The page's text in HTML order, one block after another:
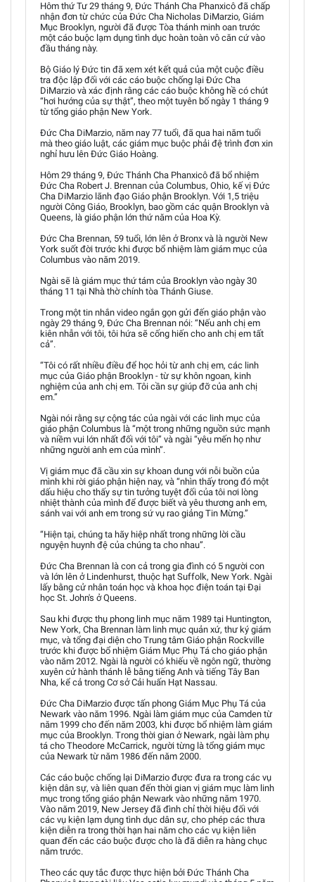
Hôm thứ Tư 29 tháng 9, Đức Thánh Cha Phanxicô đã chấp
nhận đơn từ chức của Đức Cha Nicholas DiMarzio, Giám
Mục Brooklyn, người đã được Tòa thánh minh oan trước
một cáo buộc lạm dụng tình dục hoàn toàn vô căn cứ vào
đầu tháng này.
Bộ Giáo lý Đức tin đã xem xét kết quả của một cuộc điều
tra độc lập đối với các cáo buộc chống lại Đức Cha
DiMarzio và xác định rằng các cáo buộc không hề có chút
“hơi hướng của sự thật”, theo một tuyên bố ngày 1 tháng 9
từ tổng giáo phận New York.
Đức Cha DiMarzio, năm nay 77 tuổi, đã qua hai năm tuổi
mà theo giáo luật, các giám mục buộc phải đệ trình đơn xin
nghỉ hưu lên Đức Giáo Hoàng.
Hôm 29 tháng 9, Đức Thánh Cha Phanxicô đã bổ nhiệm
Đức Cha Robert J. Brennan của Columbus, Ohio, kế vị Đức
Cha DiMarzio lãnh đạo Giáo phận Brooklyn. Với 1,5 triệu
người Công Giáo, Brooklyn, bao gồm các quận Brooklyn và
Queens, là giáo phận lớn thứ năm của Hoa Kỳ.
Đức Cha Brennan, 59 tuổi, lớn lên ở Bronx và là người New
York suốt đời trước khi được bổ nhiệm làm giám mục của
Columbus vào năm 2019.
Ngài sẽ là giám mục thứ tám của Brooklyn vào ngày 30
tháng 11 tại Nhà thờ chính tòa Thánh Giuse.
Trong một tin nhắn video ngắn gọn gửi đến giáo phận vào
ngày 29 tháng 9, Đức Cha Brennan nói: “Nếu anh chị em
kiên nhẫn với tôi, tôi hứa sẽ cống hiến cho anh chị em tất
cả”.
“Tôi có rất nhiều điều để học hỏi từ anh chị em, các linh
mục của Giáo phận Brooklyn - từ sự khôn ngoan, kinh
nghiệm của anh chị em. Tôi cần sự giúp đỡ của anh chị
em.”
Ngài nói rằng sự cộng tác của ngài với các linh mục của
giáo phận Columbus là “một trong những nguồn sức mạnh
và niềm vui lớn nhất đối với tôi” và ngài “yêu mến họ như
những người anh em của mình”.
Vị giám mục đã cầu xin sự khoan dung với nỗi buồn của
mình khi rời giáo phận hiện nay, và “nhìn thấy trong đó một
dấu hiệu cho thấy sự tin tưởng tuyệt đối của tôi nơi lòng
nhiệt thành của mình để được biết và yêu thương anh em,
sánh vai với anh em trong sứ vụ rao giảng Tin Mừng.”
“Hiện tại, chúng ta hãy hiệp nhất trong những lời cầu
nguyện huynh đệ của chúng ta cho nhau”.
Đức Cha Brennan là con cả trong gia đình có 5 người con
và lớn lên ở Lindenhurst, thuộc hạt Suffolk, New York. Ngài
lấy bằng cử nhân toán học và khoa học điện toán tại Đại
học St. John's ở Queens.
Sau khi được thụ phong linh mục năm 1989 tại Huntington,
New York, Cha Brennan làm linh mục quản xứ, thư ký giám
mục, và tổng đại diện cho Trung tâm Giáo phận Rockville
trước khi được bổ nhiệm Giám Mục Phụ Tá cho giáo phận
vào năm 2012. Ngài là người có khiếu về ngôn ngữ, thường
xuyên cử hành thánh lễ bằng tiếng Anh và tiếng Tây Ban
Nha, kể cả trong Cơ sở Cải huấn Hạt Nassau.
Đức Cha DiMarzio được tấn phong Giám Mục Phụ Tá của
Newark vào năm 1996. Ngài làm giám mục của Camden từ
năm 1999 cho đến năm 2003, khi được bổ nhiệm làm giám
mục của Brooklyn. Trong thời gian ở Newark, ngài làm phụ
tá cho Theodore McCarrick, người từng là tổng giám mục
của Newark từ năm 1986 đến năm 2000.
Các cáo buộc chống lại DiMarzio được đưa ra trong các vụ
kiện dân sự, và liên quan đến thời gian vị giám mục làm linh
mục trong tổng giáo phận Newark vào những năm 1970.
Vào năm 2019, New Jersey đã đình chỉ thời hiệu đối với
các vụ kiện lạm dụng tình dục dân sự, cho phép các thưa
kiện diễn ra trong thời hạn hai năm cho các vụ kiện liên
quan đến các cáo buộc được cho là đã diễn ra hàng chục
năm trước.
Theo các quy tắc được thực hiện bởi Đức Thánh Cha